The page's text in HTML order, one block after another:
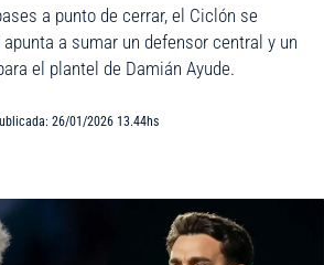
a punto de cerrar, el Ciclón se
a sumar un defensor central y un
el plantel de Damián Ayude.
26/01/2026 13.44hs